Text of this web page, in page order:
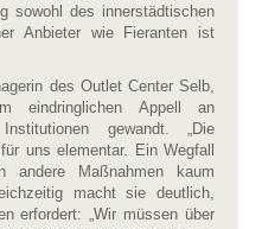
sowohl des innerstädtischen
Anbieter wie Fieranten ist
des Outlet Center Selb,
eindringlichen Appell an
gewandt. „Die
uns elementar. Ein Wegfall
Maßnahmen kaum
macht sie deutlich,
erfordert: „Wir müssen über